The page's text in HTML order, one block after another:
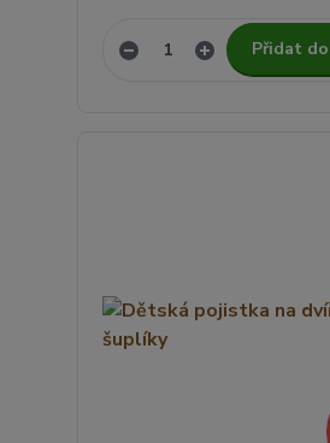
Přidat